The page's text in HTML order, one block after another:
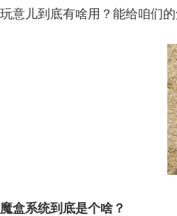
玩意儿到底有啥用？能给咱们
魔盒系统到底是个啥？